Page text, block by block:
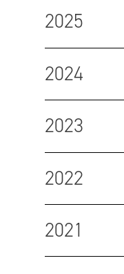
2025
2024
2023
2022
2021